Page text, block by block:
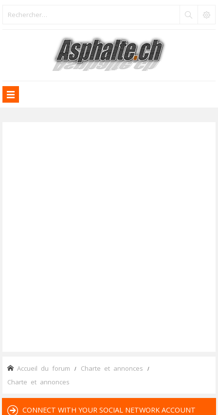
Accueil du forum Charte et annonces
Charte et annonces
CONNECT WITH YOUR SOCIAL NETWORK ACCOUNT